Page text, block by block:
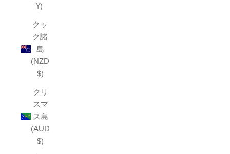
¥)
クッ
ク諸
島
(NZD
$)
クリ
スマ
ス島
(AUD
$)